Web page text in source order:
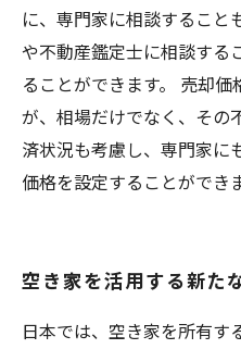
に、専門家に相談すること
や不動産鑑定士に相談する
ることができます。 売却
が、相場だけでなく、その
済状況も考慮し、専門家に
価格を設定することができ
空き家を活用する新た
日本では、空き家を所有す